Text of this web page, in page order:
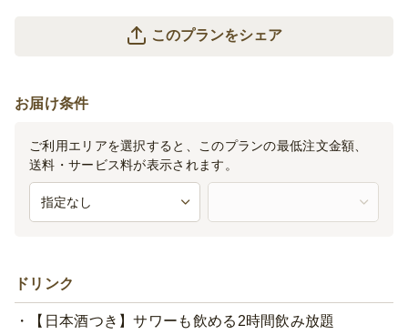
このプランをシェア
お届け条件
ご利用エリアを選択すると、このプランの最低注文金額、
送料・サービス料が表示されます。
ドリンク
【日本酒つき】サワーも飲める2時間飲み放題